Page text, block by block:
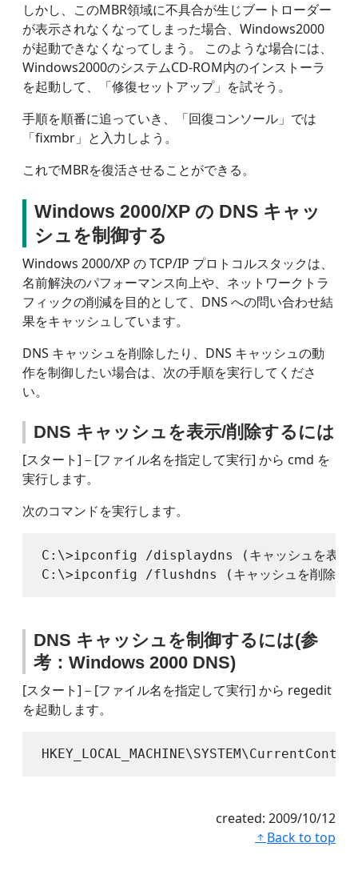
しかし、このMBR領域に不具合が生じブートローダー
が表示されなくなってしまった場合、Windows2000
が起動できなくなってしまう。 このような場合には、
Windows2000のシステムCD-ROM内のインストーラ
を起動して、「修復セットアップ」を試そう。
手順を順番に追っていき、「回復コンソール」では
「fixmbr」と入力しよう。
これでMBRを復活させることができる。
Windows 2000/XP の DNS キャッ
シュを制御する
Windows 2000/XP の TCP/IP プロトコルスタックは、
名前解決のパフォーマンス向上や、ネットワークトラ
フィックの削減を目的として、DNS への問い合わせ結
果をキャッシュしています。
DNS キャッシュを削除したり、DNS キャッシュの動
作を制御したい場合は、次の手順を実行してくださ
い。
DNS キャッシュを表示/削除するには
[スタート]－[ファイル名を指定して実行] から cmd を
実行します。
次のコマンドを実行します。
C:\>ipconfig /displaydns (キャッシュを表示
DNS キャッシュを制御するには(参
考：Windows 2000 DNS)
[スタート]－[ファイル名を指定して実行] から regedit
を起動します。
created: 2009/10/12
Back to top